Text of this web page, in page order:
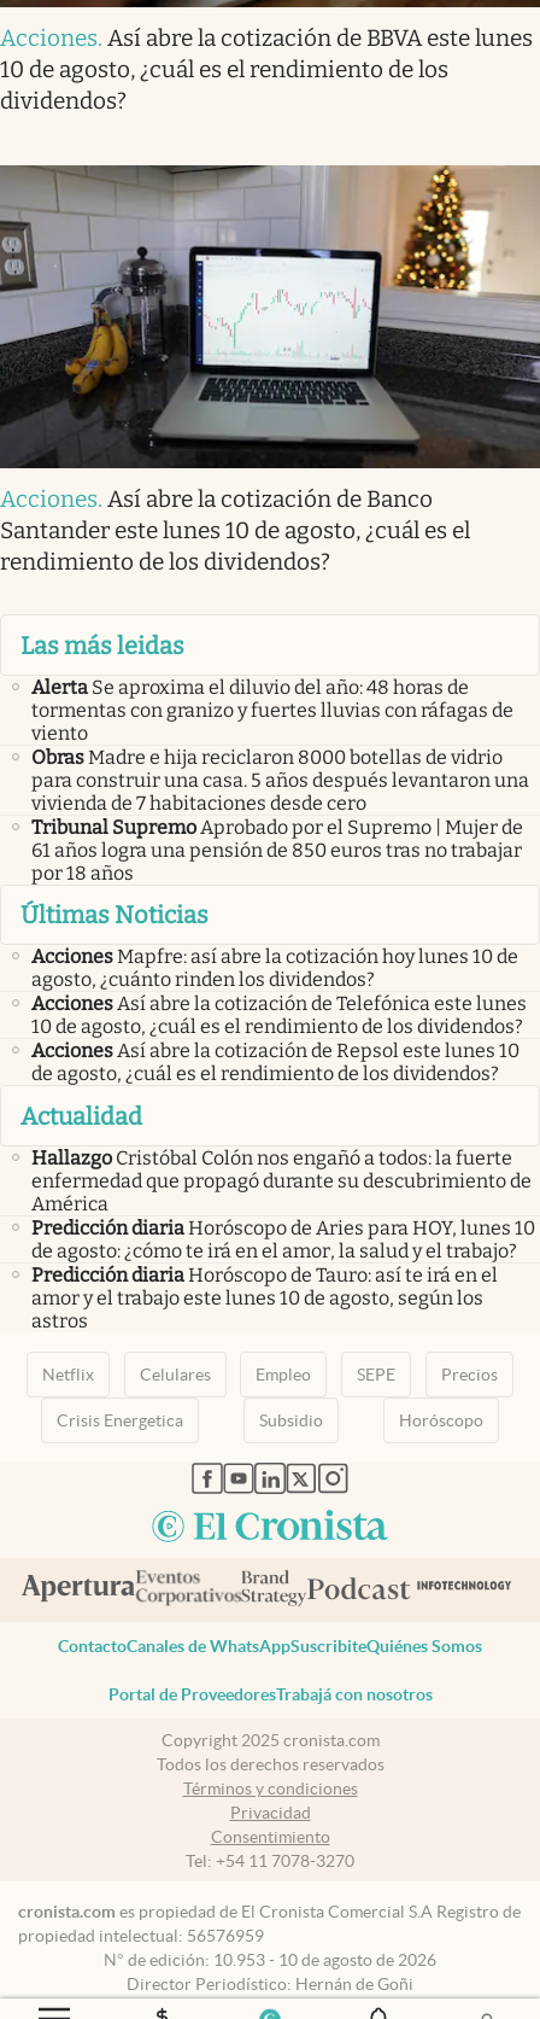
Acciones. Así abre la cotización de BBVA este lunes
10 de agosto, ¿cuál es el rendimiento de los
dividendos?
Acciones. Así abre la cotización de Banco
Santander este lunes 10 de agosto, ¿cuál es el
rendimiento de los dividendos?
Las más leidas
Alerta Se aproxima el diluvio del año: 48 horas de
tormentas con granizo y fuertes lluvias con ráfagas de
viento
ObrasMadre e hija reciclaron 8000 botellas de vidrio
para construir una casa. 5 años después levantaron una
vivienda de 7 habitaciones desde cero
Tribunal SupremoAprobado por el Supremo | Mujer de
61 años logra una pensión de 850 euros tras no trabajar
por 18 años
Últimas Noticias
AccionesMapfre: así abre la cotización hoy lunes 10 de
agosto, ¿cuánto rinden los dividendos?
AccionesAsí abre la cotización de Telefónica este lunes
10 de agosto, ¿cuál es el rendimiento de los dividendos?
AccionesAsí abre la cotización de Repsol este lunes 10
de agosto, ¿cuál es el rendimiento de los dividendos?
Actualidad
Hallazgo Cristóbal Colón nos engañó a todos: la fuerte
enfermedad que propagó durante su descubrimiento de
América
Predicción diariaHoróscopo de Aries para HOY, lunes 10
de agosto: ¿cómo te irá en el amor, la salud y el trabajo?
Predicción diariaHoróscopo de Tauro: así te irá en el
amor y el trabajo este lunes 10 de agosto, según los
astros
Netflix Celulares Empleo SEPE Precios
Crisis Energetica Subsidio Horóscopo
abre en nueva pestaña
abre en nueva pestaña
abre en nueva pestaña
abre en nueva pestaña
abre en nueva pestaña
ContactoCanales de WhatsAppSuscribiteQuiénes Somos
Portal de ProveedoresTrabajá con nosotros
Copyright 2025 cronista.com
Todos los derechos reservados
Términos y condiciones
Privacidad
Consentimiento
Tel: +54 11 7078-3270
cronista.com es propiedad de El Cronista Comercial S.A Registro de
propiedad intelectual: 56576959
N° de edición: 10.953 - 10 de agosto de 2026
Director Periodístico: Hernán de Goñi